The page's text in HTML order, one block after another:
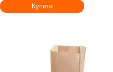
Купити